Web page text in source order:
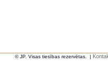
© JP. Visas tiesības rezervētas. |